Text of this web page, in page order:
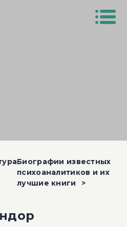
Биографии известных
психоаналитиков и их
лучшие книги